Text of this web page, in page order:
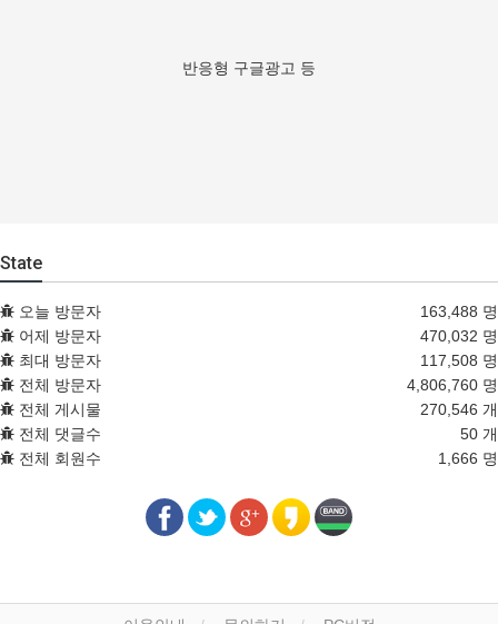
반응형 구글광고 등
State
오늘 방문자
163,488 명
어제 방문자
470,032 명
최대 방문자
117,508 명
전체 방문자
4,806,760 명
전체 게시물
270,546 개
전체 댓글수
50 개
전체 회원수
1,666 명